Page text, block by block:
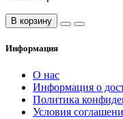
В корзину
Информация
О нас
Информация о
Политика
Условия